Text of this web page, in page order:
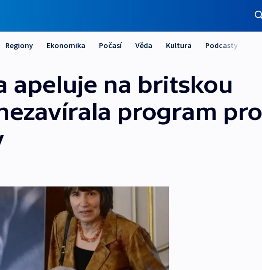
Regiony Ekonomika Počasí Věda Kultura Podcasty
apeluje na britskou
program pro